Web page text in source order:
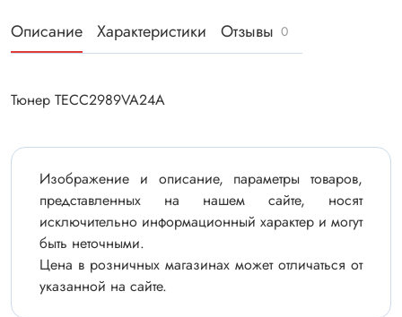
Описание Характеристики Отзывы 0
Тюнер TECC2989VA24A
Изображение и описание, параметры товаров,
представленных на нашем сайте, носят
исключительно информационный характер и могут
быть неточными.
Цена в розничных магазинах может отличаться от
указанной на сайте.